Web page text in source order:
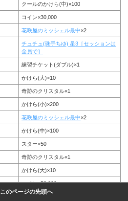
クールのかけら(中)×100
コイン×30,000
花咲屋のミッシェル最中×2
チュチュ(珠手ちゆ) 星3［セッションは
全員で］
練習チケット(ダブル)×1
かけら(大)×10
奇跡のクリスタル×1
かけら(小)×200
花咲屋のミッシェル最中×2
かけら(中)×100
スター×50
奇跡のクリスタル×1
かけら(大)×10
コイン×50,000
スター×50
このページの先頭へ